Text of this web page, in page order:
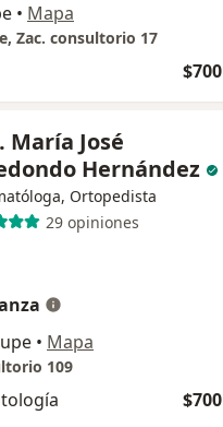
• Mapa
Zac. consultorio 17
$700
María José
Hernández
Ortopedista
29 opiniones
• Mapa
109
$700